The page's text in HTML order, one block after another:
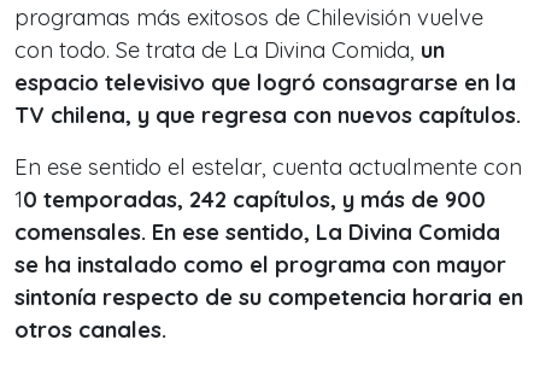
programas más exitosos de Chilevisión vuelve
con todo. Se trata de La Divina Comida, un
espacio televisivo que logró consagrarse en la
TV chilena, y que regresa con nuevos capítulos.
En ese sentido el estelar, cuenta actualmente con
10 temporadas, 242 capítulos, y más de 900
comensales. En ese sentido, La Divina Comida
se ha instalado como el programa con mayor
sintonía respecto de su competencia horaria en
otros canales.